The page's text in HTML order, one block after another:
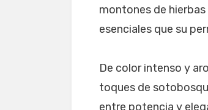
montones de
esenciales que su
De color intenso y
toques de
entre potencia y